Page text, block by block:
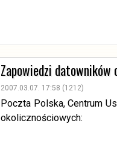
Zapowiedzi datowników
2007.03.07. 17:58 (1212)
Poczta Polska, Centrum
okolicznościowych: